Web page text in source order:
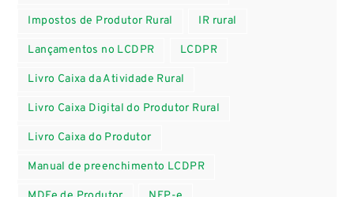
Impostos de Produtor Rural IR rural
Lançamentos no LCDPR LCDPR
Livro Caixa da Atividade Rural
Livro Caixa Digital do Produtor Rural
Livro Caixa do Produtor
Manual de preenchimento LCDPR